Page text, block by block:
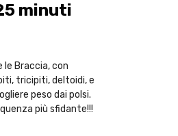
minuti
le Braccia, con
tricipiti, deltoidi, e
peso dai polsi.
più sfidante!!!